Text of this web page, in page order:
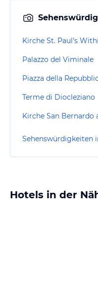
Palazzo del Viminale
Piazza della
Terme di Diocleziano
Kirche San Bernardo
Sehenswürdigkeiten
Hotels in der